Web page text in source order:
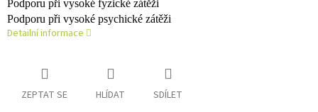
Podporu při vysoké fyzické zátěži
Podporu při vysoké psychické zátěži
Detailní informace
ZEPTAT SE HLÍDAT SDÍLET